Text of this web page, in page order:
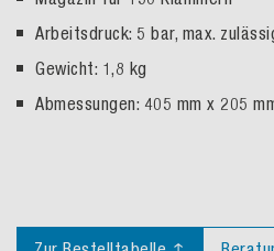
Arbeitsdruck: 5 bar, max.
Gewicht: 1,8 kg
Abmessungen: 405 mm x 205